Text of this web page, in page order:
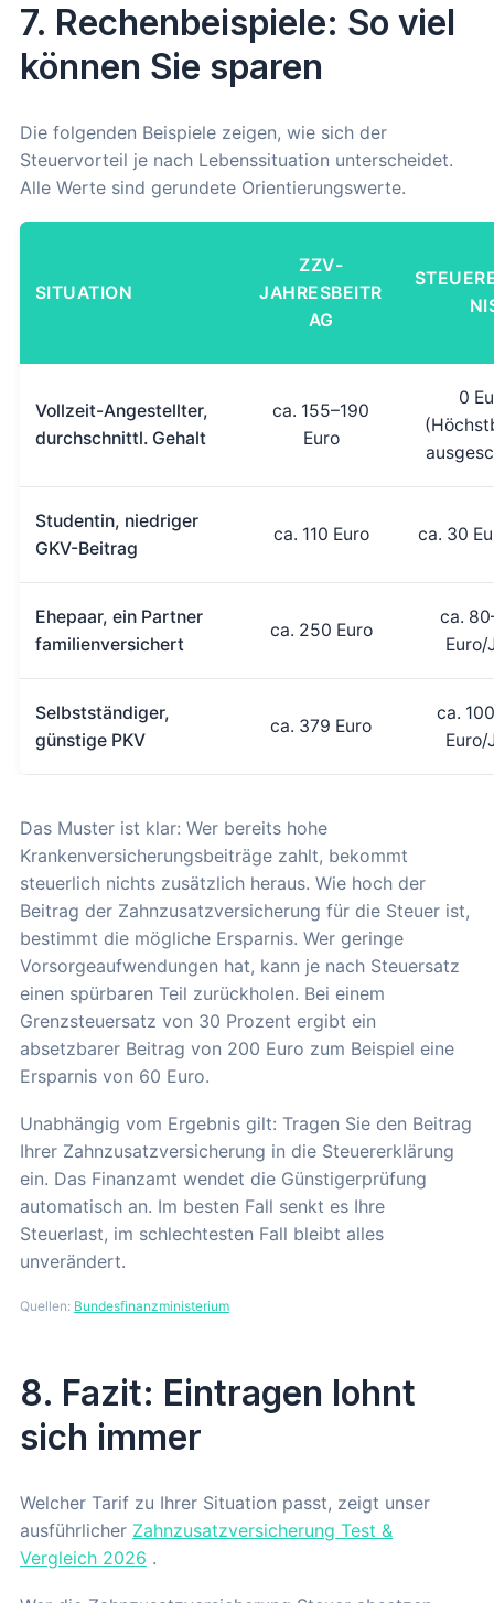
7. Rechenbeispiele: So viel
können Sie sparen
Die folgenden Beispiele zeigen, wie sich der
Steuervorteil je nach Lebenssituation unterscheidet.
Alle Werte sind gerundete Orientierungswerte.
SITUATION
ZZV-
JAHRESBEITR
AG
Vollzeit-Angestellter,
durchschnittl. Gehalt
ca. 155–190
Euro
0
Studentin, niedriger
GKV-Beitrag
ca. 110 Euro ca. 30
Ehepaar, ein Partner
familienversichert
ca. 250 Euro
ca.
Euro/
Selbstständiger,
günstige PKV
ca. 379 Euro
ca.
Euro/
Das Muster ist klar: Wer bereits hohe
Krankenversicherungsbeiträge zahlt, bekommt
steuerlich nichts zusätzlich heraus. Wie hoch der
Beitrag der Zahnzusatzversicherung für die Steuer ist,
bestimmt die mögliche Ersparnis. Wer geringe
Vorsorgeaufwendungen hat, kann je nach Steuersatz
einen spürbaren Teil zurückholen. Bei einem
Grenzsteuersatz von 30 Prozent ergibt ein
absetzbarer Beitrag von 200 Euro zum Beispiel eine
Ersparnis von 60 Euro.
Unabhängig vom Ergebnis gilt: Tragen Sie den Beitrag
Ihrer Zahnzusatzversicherung in die Steuererklärung
ein. Das Finanzamt wendet die Günstigerprüfung
automatisch an. Im besten Fall senkt es Ihre
Steuerlast, im schlechtesten Fall bleibt alles
unverändert.
Quellen: Bundesfinanzministerium
8. Fazit: Eintragen lohnt
sich immer
Welcher Tarif zu Ihrer Situation passt, zeigt unser
ausführlicher Zahnzusatzversicherung Test &
Vergleich 2026 .